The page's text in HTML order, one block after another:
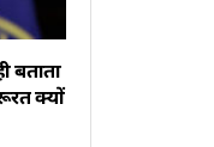
बताता
क्यों